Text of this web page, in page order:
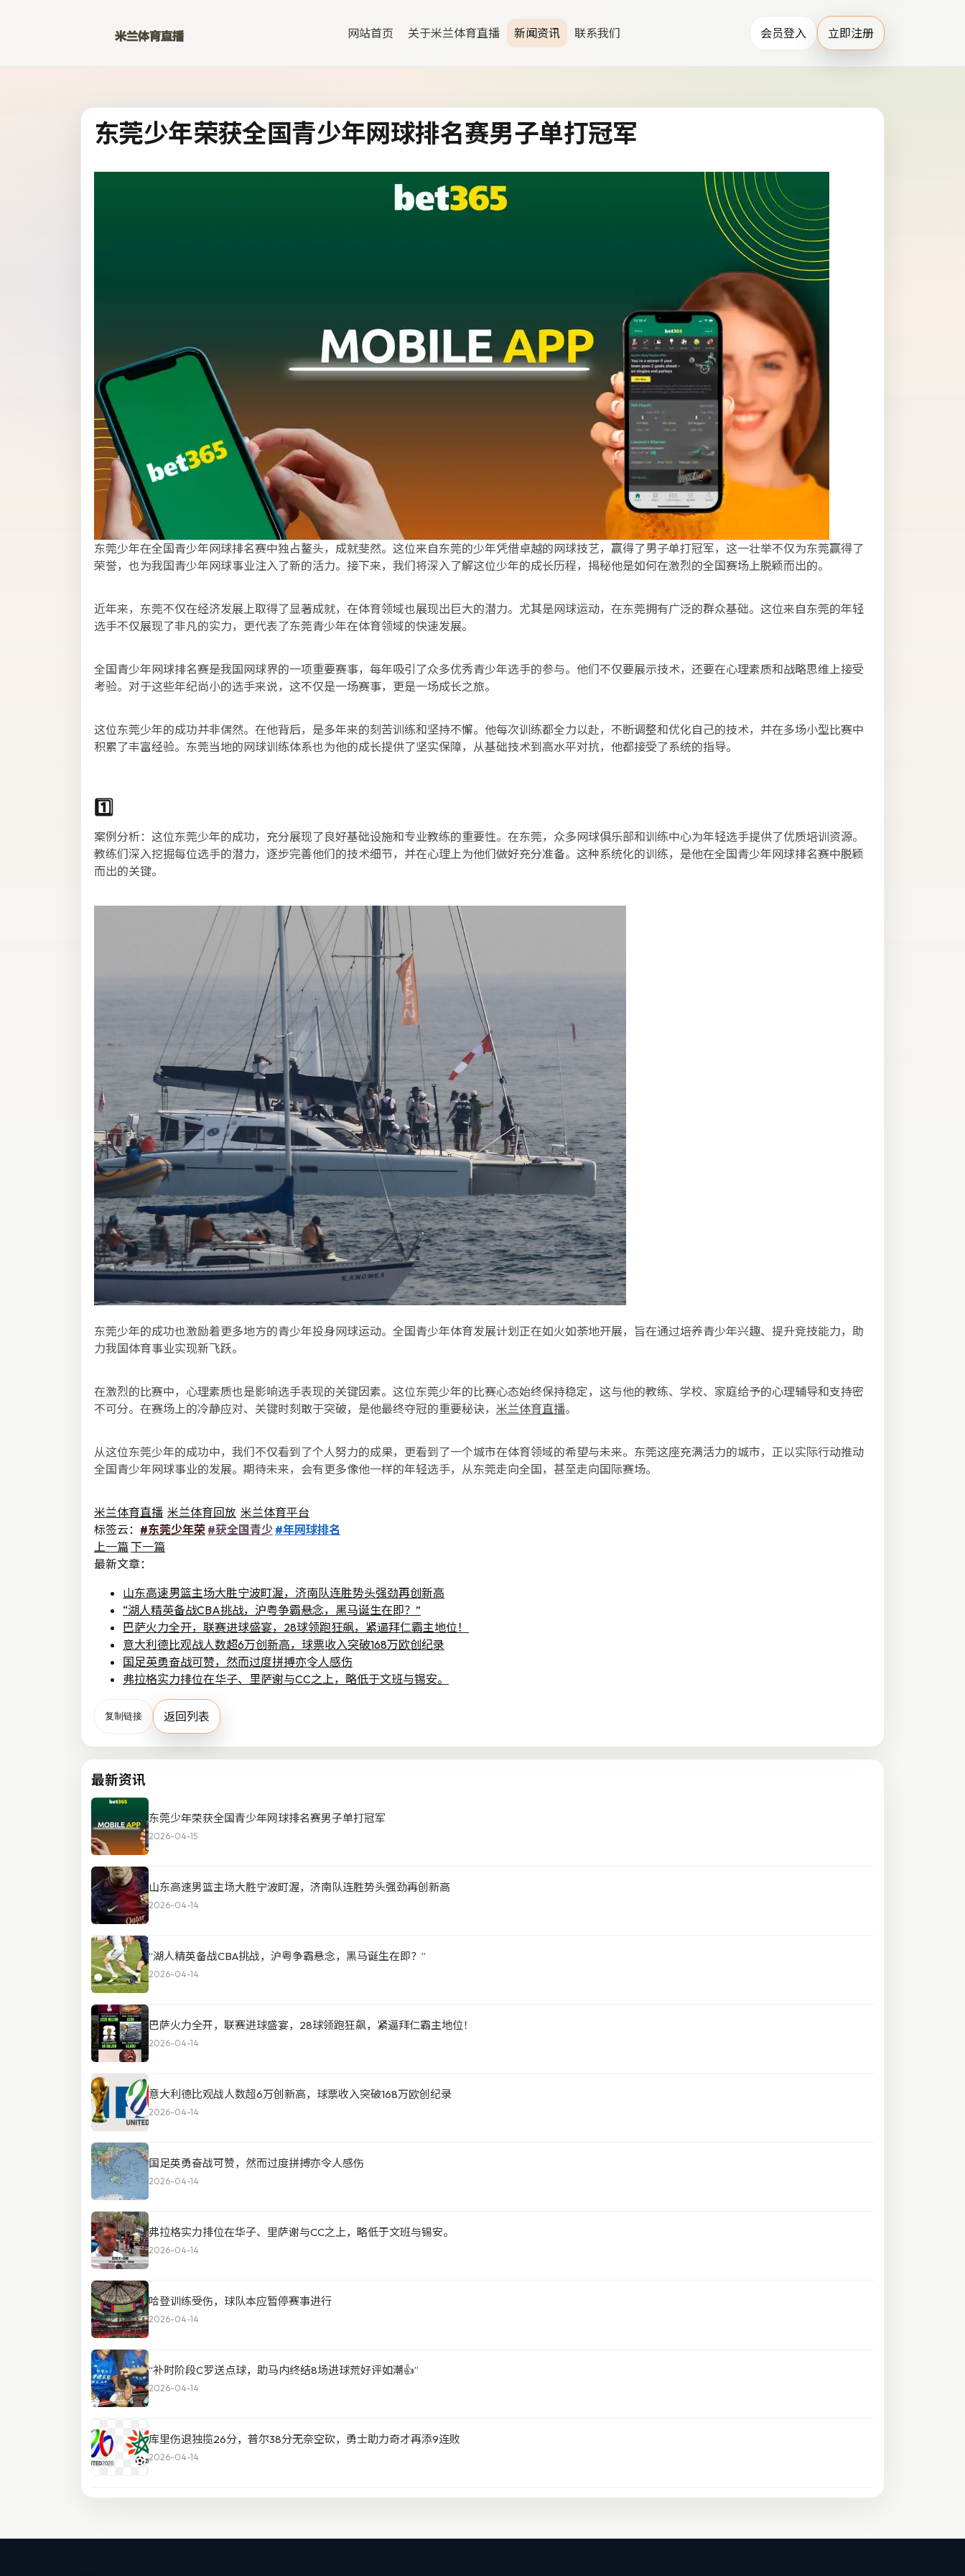
网站首页 关于米兰体育直播 新闻资讯 联系我们 会员登入 立即注册
东莞少年荣获全国青少年网球排名赛男子单打冠军
东莞少年在全国青少年网球排名赛中独占鳌头，成就斐然。这位来自东莞的少年凭借卓越的网球技艺，赢得了男子单打冠军，这一壮举不仅为东莞赢得了
荣誉，也为我国青少年网球事业注入了新的活力。接下来，我们将深入了解这位少年的成长历程，揭秘他是如何在激烈的全国赛场上脱颖而出的。
近年来，东莞不仅在经济发展上取得了显著成就，在体育领域也展现出巨大的潜力。尤其是网球运动，在东莞拥有广泛的群众基础。这位来自东莞的年轻
选手不仅展现了非凡的实力，更代表了东莞青少年在体育领域的快速发展。
全国青少年网球排名赛是我国网球界的一项重要赛事，每年吸引了众多优秀青少年选手的参与。他们不仅要展示技术，还要在心理素质和战略思维上接受
考验。对于这些年纪尚小的选手来说，这不仅是一场赛事，更是一场成长之旅。
这位东莞少年的成功并非偶然。在他背后，是多年来的刻苦训练和坚持不懈。他每次训练都全力以赴，不断调整和优化自己的技术，并在多场小型比赛中
积累了丰富经验。东莞当地的网球训练体系也为他的成长提供了坚实保障，从基础技术到高水平对抗，他都接受了系统的指导。
1️⃣
案例分析：这位东莞少年的成功，充分展现了良好基础设施和专业教练的重要性。在东莞，众多网球俱乐部和训练中心为年轻选手提供了优质培训资源。
教练们深入挖掘每位选手的潜力，逐步完善他们的技术细节，并在心理上为他们做好充分准备。这种系统化的训练，是他在全国青少年网球排名赛中脱颖
而出的关键。
东莞少年的成功也激励着更多地方的青少年投身网球运动。全国青少年体育发展计划正在如火如荼地开展，旨在通过培养青少年兴趣、提升竞技能力，助
力我国体育事业实现新飞跃。
在激烈的比赛中，心理素质也是影响选手表现的关键因素。这位东莞少年的比赛心态始终保持稳定，这与他的教练、学校、家庭给予的心理辅导和支持密
不可分。在赛场上的冷静应对、关键时刻敢于突破，是他最终夺冠的重要秘诀， 米兰体育直播。
从这位东莞少年的成功中，我们不仅看到了个人努力的成果，更看到了一个城市在体育领域的希望与未来。东莞这座充满活力的城市，正以实际行动推动
全国青少年网球事业的发展。期待未来，会有更多像他一样的年轻选手，从东莞走向全国，甚至走向国际赛场。
米兰体育直播 米兰体育回放 米兰体育平台
标签云： #东莞少年荣 #获全国青少 #年网球排名
上一篇下一篇
最新文章：
山东高速男篮主场大胜宁波町渥，济南队连胜势头强劲再创新高
“湖人精英备战CBA挑战，沪粤争霸悬念，黑马诞生在即？”
巴萨火力全开，联赛进球盛宴，28球领跑狂飙，紧逼拜仁霸主地位！
意大利德比观战人数超6万创新高，球票收入突破168万欧创纪录
国足英勇奋战可赞，然而过度拼搏亦令人感伤
弗拉格实力排位在华子、里萨谢与CC之上，略低于文班与锡安。
复制链接 返回列表
最新资讯
东莞少年荣获全国青少年网球排名赛男子单打冠军
2026-04-15
山东高速男篮主场大胜宁波町渥，济南队连胜势头强劲再创新高
2026-04-14
“湖人精英备战CBA挑战，沪粤争霸悬念，黑马诞生在即？”
2026-04-14
巴萨火力全开，联赛进球盛宴，28球领跑狂飙，紧逼拜仁霸主地位！
2026-04-14
意大利德比观战人数超6万创新高，球票收入突破168万欧创纪录
2026-04-14
国足英勇奋战可赞，然而过度拼搏亦令人感伤
2026-04-14
弗拉格实力排位在华子、里萨谢与CC之上，略低于文班与锡安。
2026-04-14
哈登训练受伤，球队本应暂停赛事进行
2026-04-14
“补时阶段C罗送点球，助马内终结8场进球荒好评如潮👍️”
2026-04-14
库里伤退独揽26分，普尔38分无奈空砍，勇士助力奇才再添9连败
2026-04-14